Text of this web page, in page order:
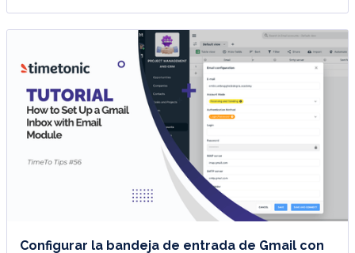
Configurar la bandeja de entrada de Gmail con